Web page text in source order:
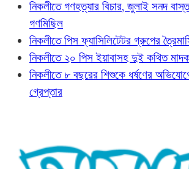
নিকলীতে গণহত্যার বিচার, জুলাই সনদ
গণমিছিল
নিকলীতে পিস ফ্যাসিলিটেটর গ্রুপের
নিকলীতে ২০ পিস ইয়াবাসহ দুই কথিত
নিকলীতে ৮ বছরের শিশুকে ধর্ষণের
গ্রেপ্তার